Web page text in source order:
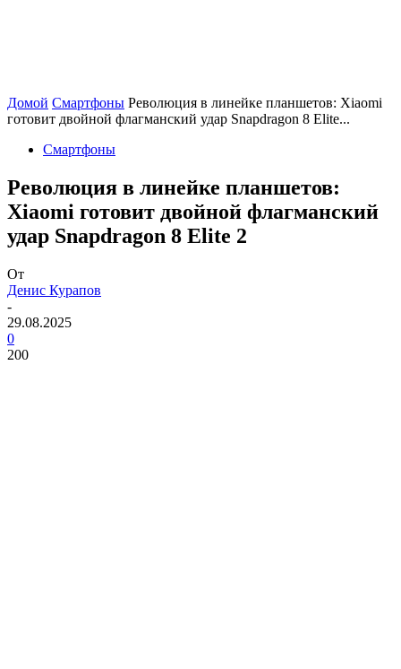
Домой Смартфоны Революция в линейке планшетов: Xiaomi
готовит двойной флагманский удар Snapdragon 8 Elite...
Смартфоны
Революция в линейке планшетов:
Xiaomi готовит двойной флагманский
удар Snapdragon 8 Elite 2
От
Денис Курапов
-
29.08.2025
0
200